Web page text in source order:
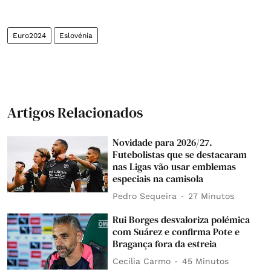
Euro2024 Eslovénia
Artigos Relacionados
Novidade para 2026/27.
Futebolistas que se destacaram
nas Ligas vão usar emblemas
especiais na camisola
Pedro Sequeira 27 Minutos
Rui Borges desvaloriza polémica
com Suárez e confirma Pote e
Bragança fora da estreia
Cecília Carmo 45 Minutos